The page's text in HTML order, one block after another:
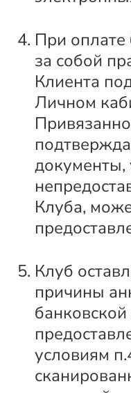
При оплате
за собой
Клиента
Личном
документы,
Клуба,
Клуб
причины
банковской
условиям